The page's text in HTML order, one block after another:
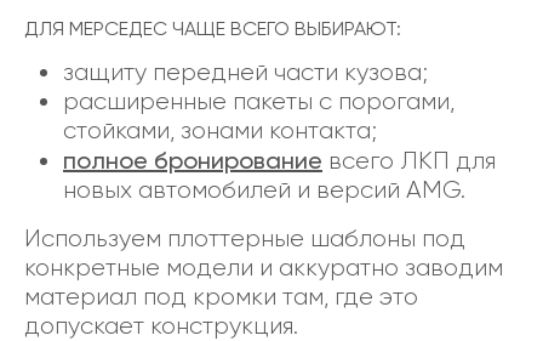
ДЛЯ МЕРСЕДЕС ЧАЩЕ ВСЕГО ВЫБИРАЮТ:
защиту передней части кузова;
расширенные пакеты с порогами,
стойками, зонами контакта;
полное бронирование всего ЛКП для
новых автомобилей и версий AMG.
Используем плоттерные шаблоны под
конкретные модели и аккуратно заводим
материал под кромки там, где это
допускает конструкция.